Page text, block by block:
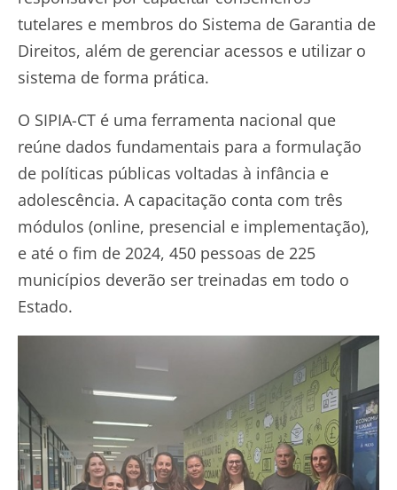
tutelares e membros do Sistema de Garantia de
Direitos, além de gerenciar acessos e utilizar o
sistema de forma prática.
O SIPIA-CT é uma ferramenta nacional que
reúne dados fundamentais para a formulação
de políticas públicas voltadas à infância e
adolescência. A capacitação conta com três
módulos (online, presencial e implementação),
e até o fim de 2024, 450 pessoas de 225
municípios deverão ser treinadas em todo o
Estado.